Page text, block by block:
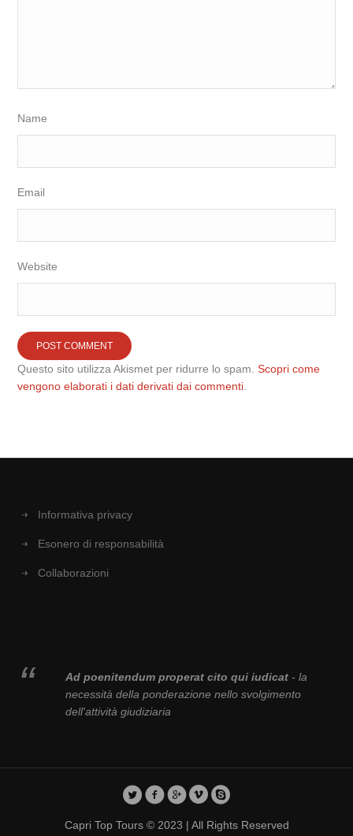
Name
Email
Website
Questo sito utilizza Akismet per ridurre lo spam.Scopri come
vengono elaborati i dati derivati dai commenti.
Informativa privacy
Esonero di responsabilità
Collaborazioni
Ad poenitendum properat cito qui iudicat- la
necessità della ponderazione nello svolgimento
dell'attività giudiziaria
Capri Top Tours © 2023 | All Rights Reserved